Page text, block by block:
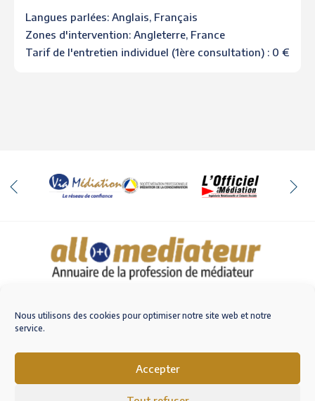
Nous utilisons des cookies pour optimiser notre site web et notre
service.
Accepter
Langues parlées: Anglais, Français
Zones d'intervention: Angleterre, France
Tarif de l'entretien individuel (1ère consultation) : 0 €
M'inscrire sur AlloMediateur